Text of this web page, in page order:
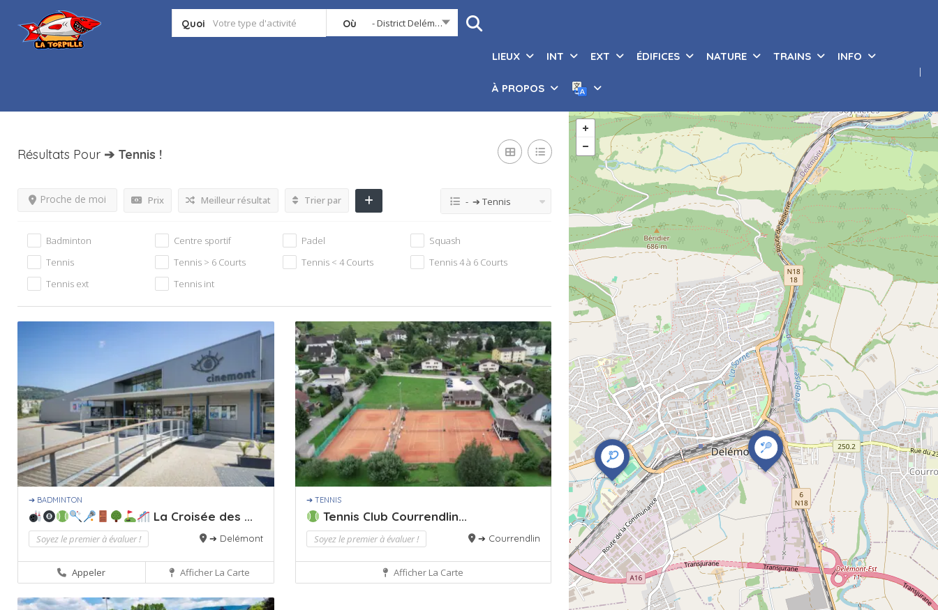
Quoi Où - District Delémont
LIEUX INT EXT ÉDIFICES NATURE TRAINS INFO
À PROPOS
Résultats Pour ➔ Tennis !
Prix
Proche de moi Meilleur résultat Trier par - ➔ Tennis
Badminton Centre sportif Padel
Squash
Tennis
Tennis > 6 Courts Tennis < 4 Courts
Tennis 4 à 6 Courts
Tennis ext
Tennis int
➔ BADMINTON
La Croisée des ...
Soyez le premier à évaluer ! ➔ Delémont
Appeler Afficher La Carte
➔ TENNIS
Tennis Club Courrendlin...
Soyez le premier à évaluer ! ➔ Courrendlin
Afficher La Carte